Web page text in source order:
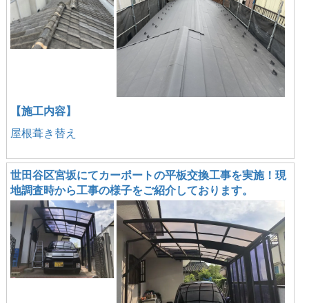
【施工内容】
屋根葺き替え
世田谷区宮坂にてカーポートの平板交換工事を実施！現
地調査時から工事の様子をご紹介しております。